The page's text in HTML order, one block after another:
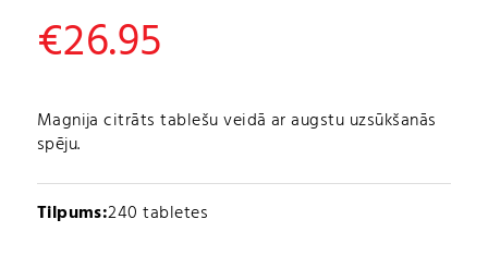
€26.95
Magnija citrāts tablešu veidā ar augstu uzsūkšanās
spēju.
Tilpums:240 tabletes